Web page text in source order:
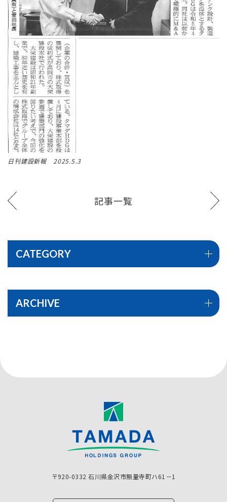
日刊建設新報 2025.5.3
記事一覧
CATEGORY
ARCHIVE
〒920-0332 石川県金沢市無量寺町ハ61－1